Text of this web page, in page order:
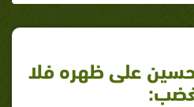
على ظهره فلا